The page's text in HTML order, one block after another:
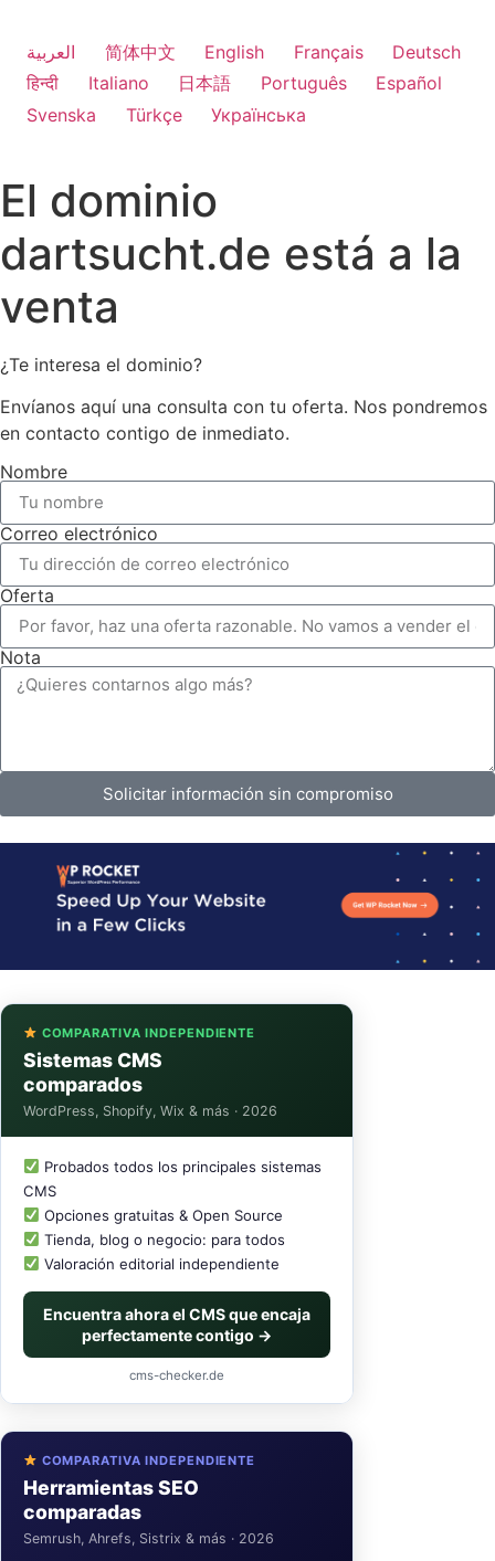
العربية 简体中文 English Français
Deutsch
हिन्दी
Italiano 日本語 Português
Español
Svenska
Türkçe Українська
El dominio
dartsucht.de está a la
venta
¿Te interesa el dominio?
Envíanos aquí una consulta con tu oferta. Nos pondremos
en contacto contigo de inmediato.
Nombre
Correo electrónico
Oferta
Nota
Solicitar información sin compromiso
COMPARATIVA INDEPENDIENTE
Sistemas CMS
comparados
WordPress, Shopify, Wix & más · 2026
Probados todos los principales sistemas
CMS
Opciones gratuitas & Open Source
Tienda, blog o negocio: para todos
Valoración editorial independiente
Encuentra ahora el CMS que encaja
perfectamente contigo →
cms-checker.de
COMPARATIVA INDEPENDIENTE
Herramientas SEO
comparadas
Semrush, Ahrefs, Sistrix & más · 2026